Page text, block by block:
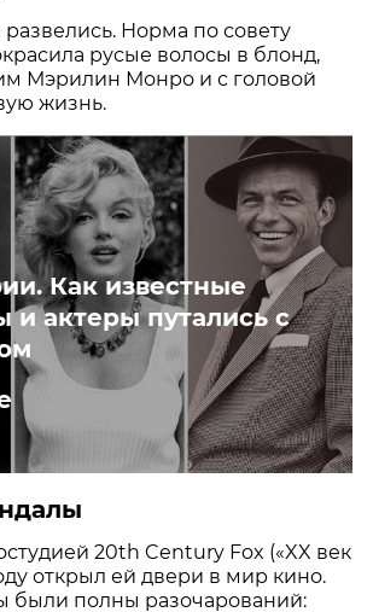
развелись. Норма по совету
русые волосы в блонд,
Мэрилин Монро и с головой
жизнь.
Как известные
и актеры путались с
20th Century Fox («XX век
открыл ей двери в мир кино.
были полны разочарований: